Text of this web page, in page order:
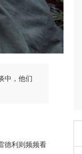
中，他们
德利则频频看